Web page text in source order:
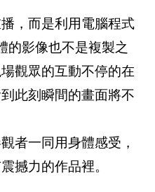
，而是利用電腦程式
的影像也不是複製之
觀眾的互動不停的在
此刻瞬間的畫面將不
者一同用身體感受，
撼力的作品裡。